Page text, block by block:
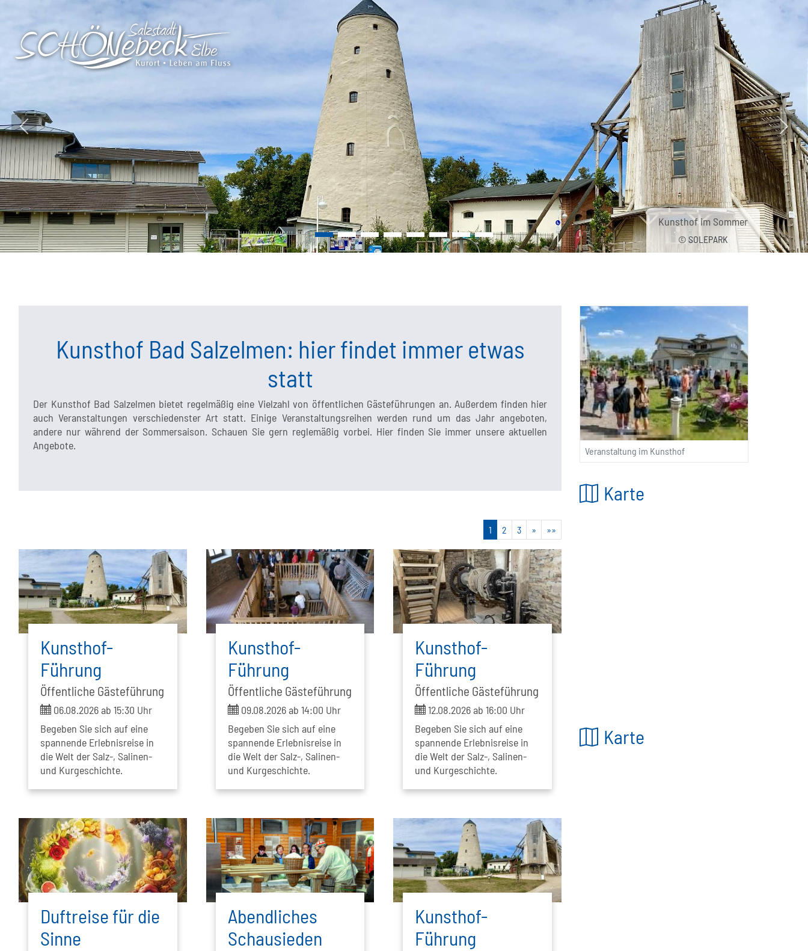
Kunsthof im Sommer
© SOLEPARK
Vorheriges Bild
Kunsthof Bad Salzelmen: hier findet immer etwas
statt
Der Kunsthof Bad Salzelmen bietet regelmäßig eine Vielzahl von öffentlichen Gästeführungen an. Außerdem finden hier
auch Veranstaltungen verschiedenster Art statt. Einige Veranstaltungsreihen werden rund um das Jahr angeboten,
andere nur während der Sommersaison. Schauen Sie gern reglemäßig vorbei. Hier finden Sie immer unsere aktuellen
Angebote.
1 2 3 » »»
Kunsthof-
Führung
Öffentliche Gästeführung
ticket
06.08.2026 ab 15:30 Uhr
Begeben Sie sich auf eine
spannende Erlebnisreise in
die Welt der Salz-, Salinen-
und Kurgeschichte.
Kunsthof-
Führung
Öffentliche Gästeführung
ticket
09.08.2026 ab 14:00 Uhr
Begeben Sie sich auf eine
spannende Erlebnisreise in
die Welt der Salz-, Salinen-
und Kurgeschichte.
Kunsthof-
Führung
Öffentliche Gästeführung
ticket
12.08.2026 ab 16:00 Uhr
Begeben Sie sich auf eine
spannende Erlebnisreise in
die Welt der Salz-, Salinen-
und Kurgeschichte.
Duftreise für die
Sinne
Abendliches
Schausieden
Kunsthof-
Führung
Veranstaltung im Kunsthof
Karte
Karte